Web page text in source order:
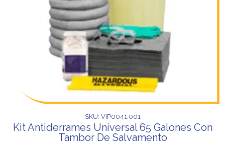
SKU: VIP0041.001
Kit Antiderrames Universal 65 Galones Con
Tambor De Salvamento